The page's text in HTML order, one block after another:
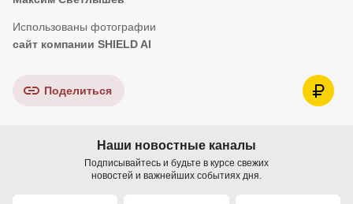
сайт компании SHIELD AI
Поделиться
Наши новостные каналы
Подписывайтесь и будьте в курсе свежих
новостей и важнейших событиях дня.